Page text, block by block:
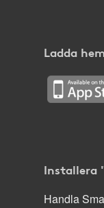
Ladda
Installera
Handla